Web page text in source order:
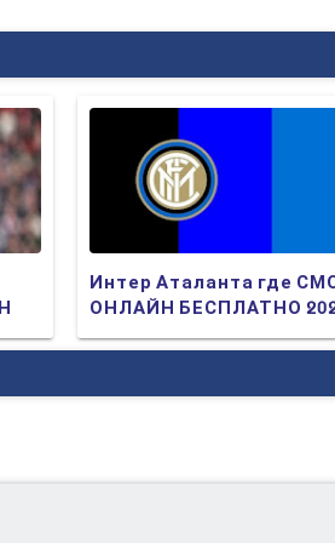
Интер Аталанта где
ОНЛАЙН БЕСПЛАТНО
ТРАНСЛЯЦИЯ)